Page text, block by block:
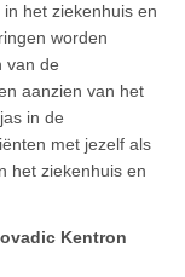
het ziekenhuis en
worden
van de
aanzien van het
in de
met jezelf als
het ziekenhuis en
Kentron